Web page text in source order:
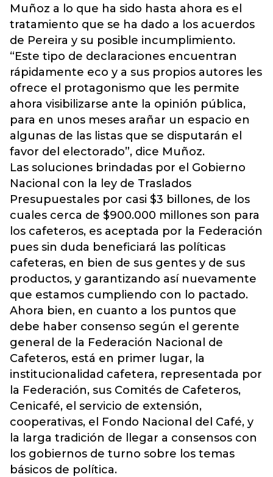
Muñoz a lo que ha sido hasta ahora es el
tratamiento que se ha dado a los acuerdos
de Pereira y su posible incumplimiento.
“Este tipo de declaraciones encuentran
rápidamente eco y a sus propios autores les
ofrece el protagonismo que les permite
ahora visibilizarse ante la opinión pública,
para en unos meses arañar un espacio en
algunas de las listas que se disputarán el
favor del electorado”, dice Muñoz.
Las soluciones brindadas por el Gobierno
Nacional con la ley de Traslados
Presupuestales por casi $3 billones, de los
cuales cerca de $900.000 millones son para
los cafeteros, es aceptada por la Federación
pues sin duda beneficiará las políticas
cafeteras, en bien de sus gentes y de sus
productos, y garantizando así nuevamente
que estamos cumpliendo con lo pactado.
Ahora bien, en cuanto a los puntos que
debe haber consenso según el gerente
general de la Federación Nacional de
Cafeteros, está en primer lugar, la
institucionalidad cafetera, representada por
la Federación, sus Comités de Cafeteros,
Cenicafé, el servicio de extensión,
cooperativas, el Fondo Nacional del Café, y
la larga tradición de llegar a consensos con
los gobiernos de turno sobre los temas
básicos de política.